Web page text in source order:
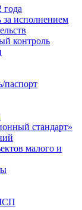
исполнением
контроль
стандарт»
малого и